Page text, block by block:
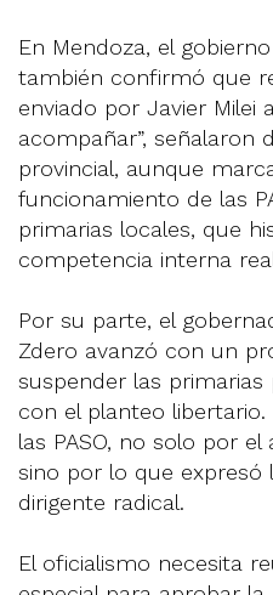
En Mendoza, el
también confirmó que
enviado por Javier Milei
acompañar”, señalaron
provincial, aunque
funcionamiento de las
primarias locales, que
competencia interna
Por su parte, el
Zdero avanzó con un
suspender las primarias
con el planteo libertario.
las PASO, no solo por
sino por lo que expresó
dirigente radical.
El oficialismo necesita